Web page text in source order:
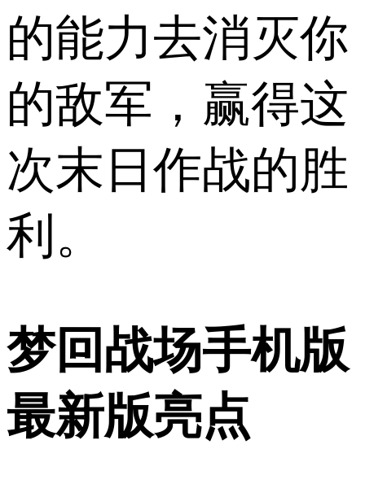
的能力去消灭你
的敌军，赢得这
次末日作战的胜
利。
梦回战场手机版
最新版亮点